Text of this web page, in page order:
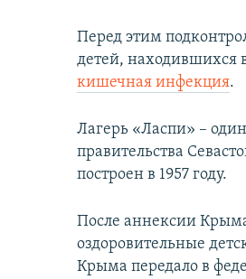
Перед этим
детей, находившихся
кишечная инфекция.
Лагерь «Ласпи» –
правительства
построен в 1957 году.
После аннексии
оздоровительные
Крыма передало в